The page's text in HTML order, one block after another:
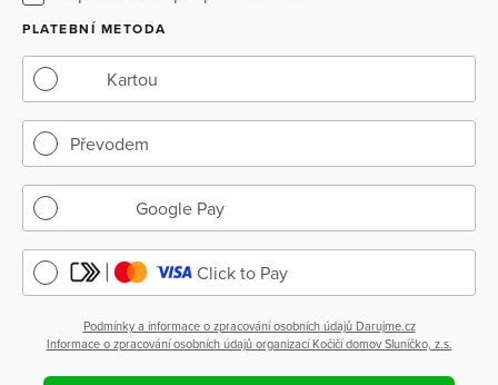
PLATEBNÍ METODA
Kartou
Převodem
Google Pay
Click to Pay
Podmínky a informace o zpracování osobních údajů Darujme.cz
Informace o zpracování osobních údajů organizací Kočičí domov Sluníčko, z.s.